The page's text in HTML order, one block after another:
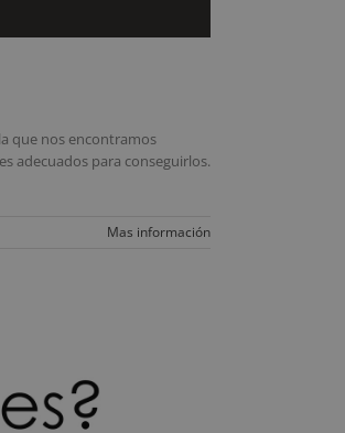
que nos encontramos
adecuados para conseguirlos.
Mas información